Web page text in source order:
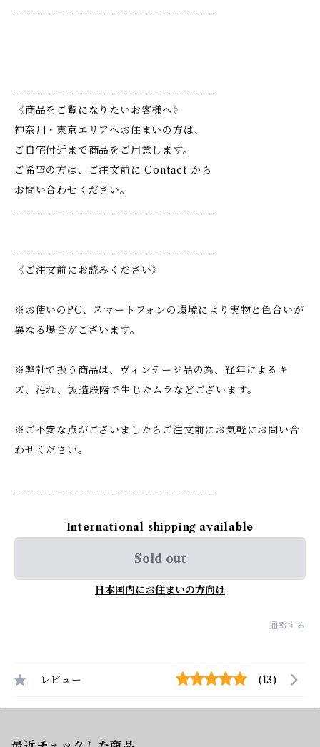
------------------------------------------
------------------------------------------
《商品をご覧になりたいお客様へ》
神奈川・東京エリアへお住まいの方は、
ご自宅付近まで商品をご用意します。
ご希望の方は、ご注文前に Contact から
お問い合わせください。
------------------------------------------
------------------------------------------
《ご注文前にお読みください》
※お使いのPC、スマートフォンの環境により実物と色合いが
異なる場合がございます。
※弊社で扱う商品は、ヴィンテージ品の為、経年によるキ
ズ、汚れ、製造段階で生じたムラなどございます。
※ご不安な点がございましたらご注文前にお気軽にお問い合
わせください。
------------------------------------------
International shipping available
Sold out
日本国内にお住まいの方向け
通報する
レビュー (13)